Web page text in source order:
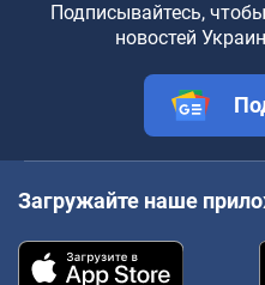
Подписывайтесь,
новостей
Загружайте наше